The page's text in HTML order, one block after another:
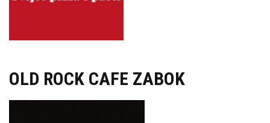
OLD ROCK CAFE ZABOK